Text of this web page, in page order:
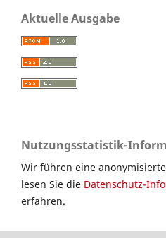
Aktuelle Ausgabe
Nutzungsstatistik-
Wir führen eine
lesen Sie die Datenschutz-
erfahren.